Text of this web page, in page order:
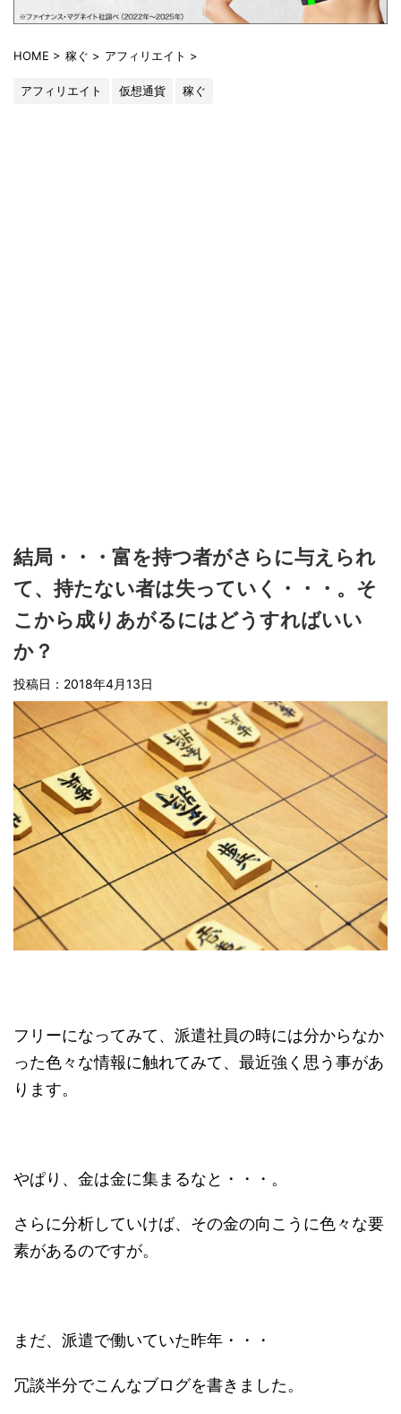
HOME > 稼ぐ > アフィリエイト >
アフィリエイト 仮想通貨 稼ぐ
結局・・・富を持つ者がさらに与えられ
て、持たない者は失っていく・・・。そ
こから成りあがるにはどうすればいい
か？
投稿日： 2018年4月13日
フリーになってみて、派遣社員の時には分からなか
った色々な情報に触れてみて、最近強く思う事があ
ります。
やぱり、金は金に集まるなと・・・。
さらに分析していけば、その金の向こうに色々な要
素があるのですが。
まだ、派遣で働いていた昨年・・・
冗談半分でこんなブログを書きました。